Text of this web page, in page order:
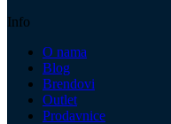
Info
O nama
Blog
Brendovi
Outlet
Prodavnice